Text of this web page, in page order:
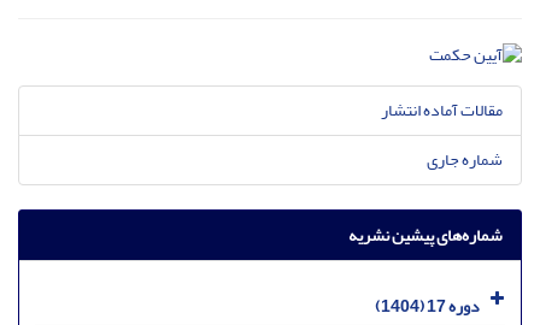
مقالات آماده انتشار
شماره جاری
شماره‌های پیشین نشریه
دوره 17 (1404)